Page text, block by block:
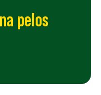
pelos